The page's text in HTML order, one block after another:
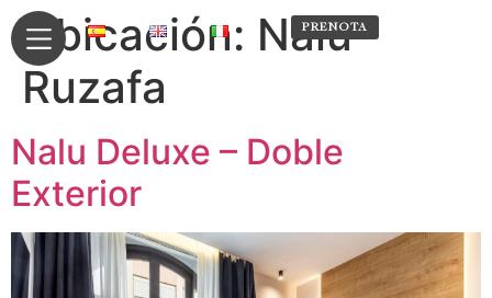
PRENOTA
RESERVA
Ubicación: Nalu
Ruzafa
Nalu Deluxe – Doble
Exterior